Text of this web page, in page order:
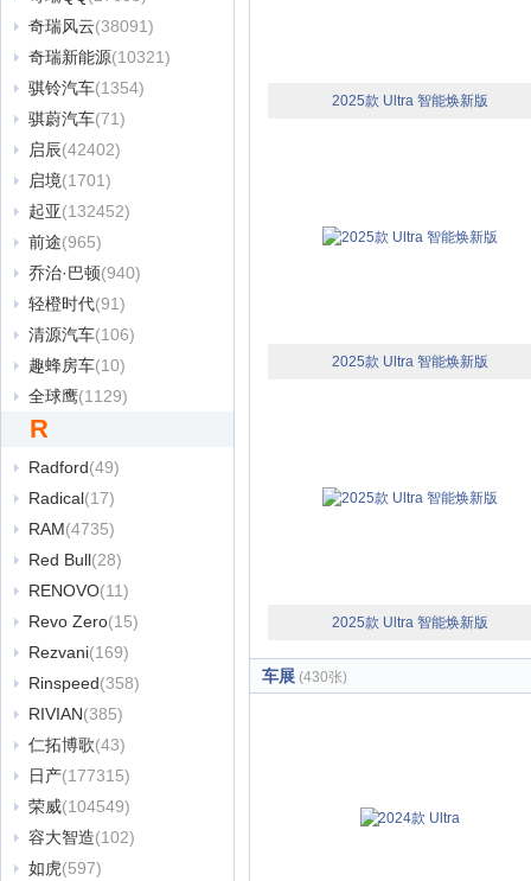
奇瑞风云(38091)
奇瑞新能源(10321)
骐铃汽车(1354)
骐蔚汽车(71)
启辰(42402)
启境(1701)
起亚(132452)
前途(965)
乔治·巴顿(940)
轻橙时代(91)
清源汽车(106)
趣蜂房车(10)
全球鹰(1129)
R
Radford(49)
Radical(17)
RAM(4735)
Red Bull(28)
RENOVO(11)
Revo Zero(15)
Rezvani(169)
Rinspeed(358)
RIVIAN(385)
仁拓博歌(43)
日产(177315)
荣威(104549)
容大智造(102)
如虎(597)
2025款 Ultra 智能焕新版
2025款 Ultra 智能焕新版
2025款 Ultra 智能焕新版
车展 (430张)